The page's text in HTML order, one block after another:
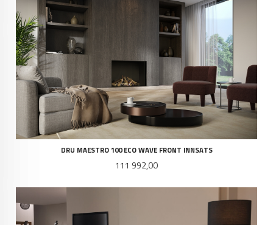
DRU MAESTRO 100 ECO WAVE FRONT INNSATS
Pris
111 992,00